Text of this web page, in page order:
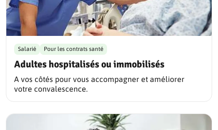
Adultes hospitalisés ou immobilisés
Salarié Pour les contrats santé
A vos côtés pour vous accompagner et améliorer
votre convalescence.